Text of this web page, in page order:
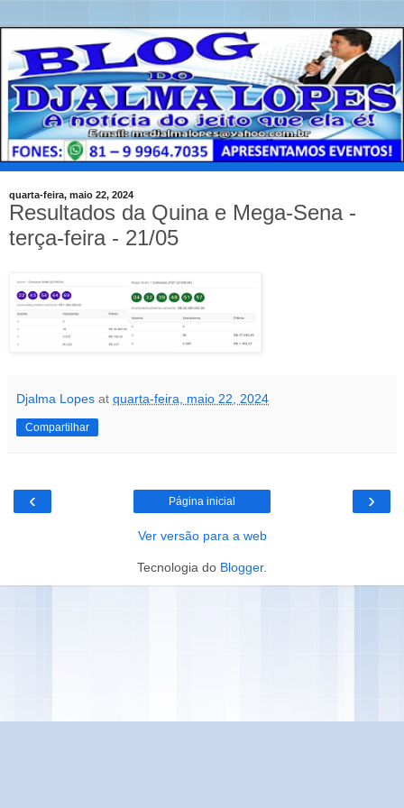
quarta-feira, maio 22, 2024
Resultados da Quina e Mega-Sena -
terça-feira - 21/05
Djalma Lopes at quarta-feira, maio 22, 2024
Compartilhar
‹ ›
Página inicial
Ver versão para a web
Tecnologia do Blogger.